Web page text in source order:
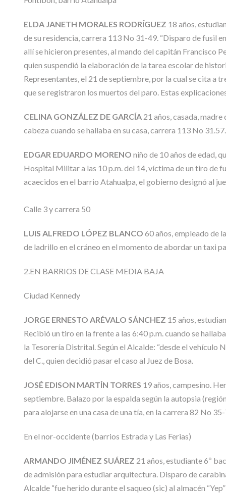
ELDA JANETH MORALES RODRÍGUEZ 18 años,
de su residencia, carrera 113 No 31-49. “Disparo de fusil
allí se hicieron presentes, al mando del capitán Francisco
quien suspendió la elaboración de la tarea escolar de
Representantes, el 21 de septiembre, por la cual se cita a
que se registraron los muertos del paro. Estas
CELINA GONZÁLEZ DE GARCÍA21 años, casada, madre
cabeza cuando se hallaba en su casa, carrera 113 No 31.57.
EDGAR EDUARDO MORENO niño de 10 años de edad,
Hospital Militar a las 10 p.m. del 14, víctima de un tiro de
acaecidos en el barrio Atahualpa, el gobierno designó al
Calle 3 y carrera 50
LUIS ALFREDO LÓPEZ BLANCO 60 años, empleado de
de ladrillo en el cráneo en el momento de abordar un taxi
2.EN BARRIOS DE CLASE MEDIA BAJA
Ciudad Kennedy
JORGE ERNESTO ARÉVALO SÁNCHEZ 15 años,
Recibió un tiro en la frente a las 6:40 p.m. cuando se
la Tesorería Distrital. Según el Alcalde: “desde el
del C., quien decidió pasar el caso al Juez de Bosa.
JOSÉ EDISON MARTÍN TORRES 19 años, campesino.
septiembre. Balazo por la espalda según la autopsia
para alojarse en una casa de una tía, en la carrera 82 No 35-
En el nor-occidente (barrios Estrada y Las Ferias)
ARMANDO JIMÉNEZ SUÁREZ 21 años, estudiante 6º
de admisión para estudiar arquitectura. Disparo de
Alcalde “fue herido durante el saqueo (sic) al almacén